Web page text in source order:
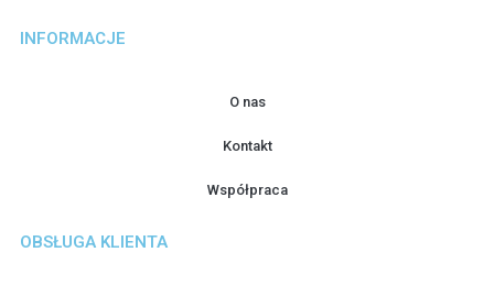
INFORMACJE
O nas
Kontakt
Współpraca
OBSŁUGA KLIENTA